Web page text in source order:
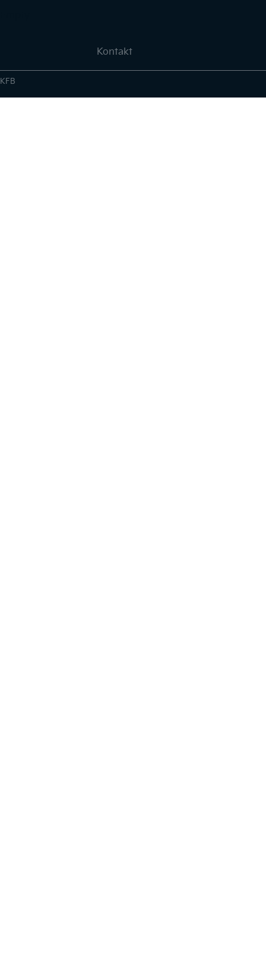
Kontakt
KFB